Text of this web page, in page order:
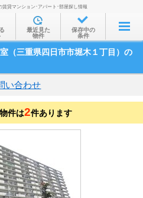
屋を探す
沿線・駅から
住所から
家賃相場から
通勤通学時間から
物件特集から
不動産会社から
TOP
貸マンション･アパート･部屋探し情報
最近見た
物件
保存中の
条件
（三重県四日市市堀木１丁目）の
い合わせ
件は2件あります